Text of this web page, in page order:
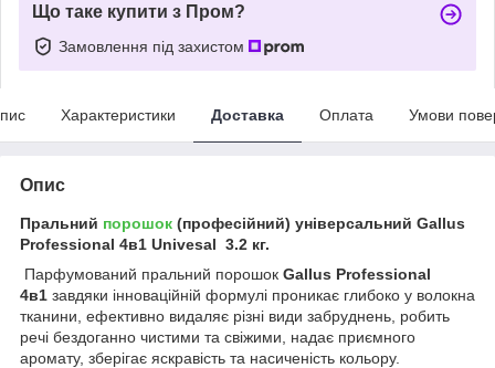
Що таке купити з Пром?
Замовлення під захистом
Характеристики Доставка Оплата Умови
Опис
Пральний порошок (професійний) універсальний Gallus
Professional 4в1 Univesal 3.2 кг.
Парфумований пральний порошок Gallus Professional
4в1 завдяки інноваційній формулі проникає глибоко у волокна
тканини, ефективно видаляє різні види забруднень, робить
речі бездоганно чистими та свіжими, надає приємного
аромату, зберігає яскравість та насиченість кольору.